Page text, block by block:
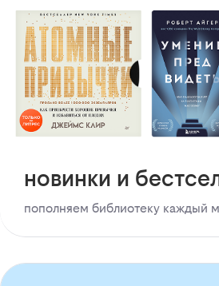
новинки и
пополняем библиотеку каждый